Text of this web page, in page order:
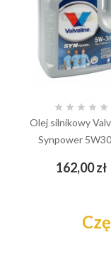
    
Olej silnikowy
Synpower 5W30
162,00 zł